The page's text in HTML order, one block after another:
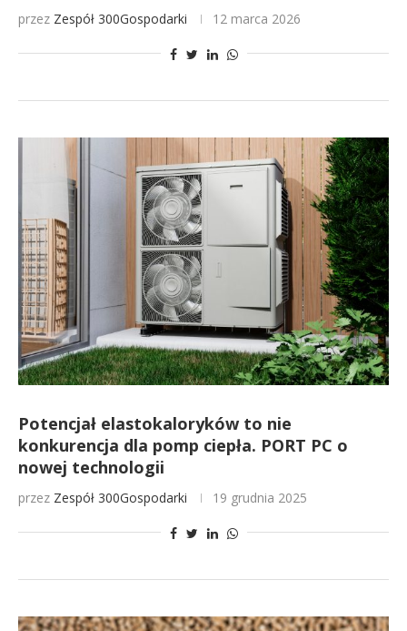
przez Zespół 300Gospodarki 12 marca 2026
Potencjał elastokaloryków to nie
konkurencja dla pomp ciepła. PORT PC o
nowej technologii
przez Zespół 300Gospodarki 19 grudnia 2025